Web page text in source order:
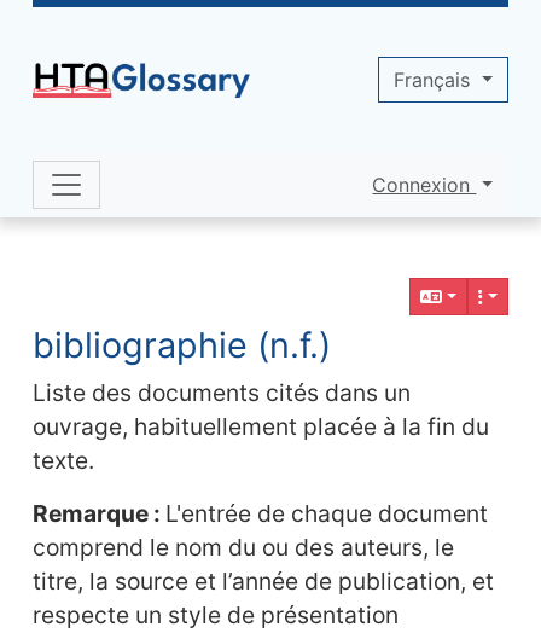
Navigation and related functionality
bibliographie (n.f.)
Liste des documents cités dans un
ouvrage, habituellement placée à la fin du
texte.
Remarque : L'entrée de chaque document
comprend le nom du ou des auteurs, le
titre, la source et l’année de publication, et
respecte un style de présentation
Site identity, navigation, etc.
Connexion
Français